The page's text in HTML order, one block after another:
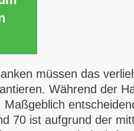
müssen das
Während der
70 ist aufgrund der